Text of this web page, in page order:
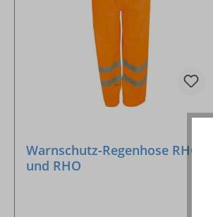
Warnschutz-Regenhose RHG
und RHO